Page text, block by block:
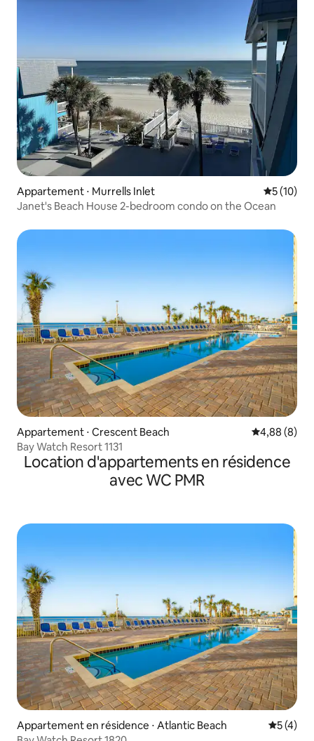
Appartement ⋅ Murrells Inlet
5 (10)
Janet's Beach House 2-bedroom condo on the Ocean
Appartement ⋅ Crescent Beach Évaluation
4,88 (8)
Bay Watch Resort 1131
Location d'appartements en résidence
avec WC PMR
Appartement en résidence ⋅ Atlantic Beach
5 (4)